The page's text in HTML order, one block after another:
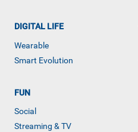
DIGITAL LIFE
Wearable
Smart Evolution
FUN
Social
Streaming & TV